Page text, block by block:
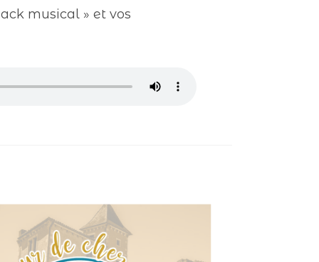
musical » et vos